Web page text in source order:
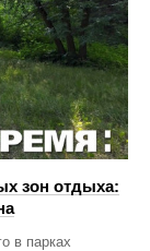
зон отдыха:
в парках